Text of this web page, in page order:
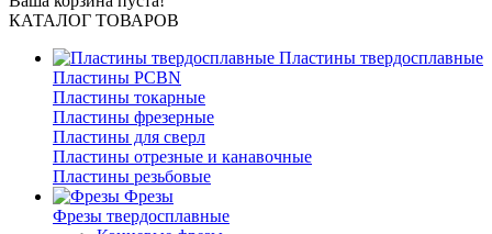
КАТАЛОГ ТОВАРОВ
Пластины твердосплавные
Пластины PCBN
Пластины токарные
Пластины фрезерные
Пластины для сверл
Пластины отрезные и канавочные
Пластины резьбовые
Фрезы
Фрезы твердосплавные